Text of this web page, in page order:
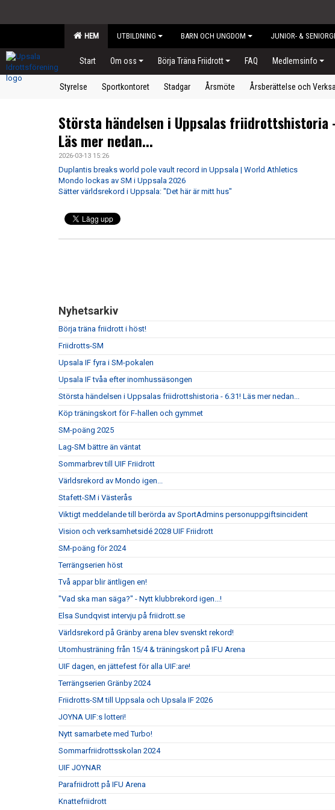
HEM UTBILDNING BARN OCH UNGDOM JUNIOR- &
Start Om oss Börja Träna Friidrott FAQ Medlemsinfo
Styrelse Sportkontoret Stadgar Årsmöte Årsberättelse och
Största händelsen i Uppsalas friidrottshistoria
Läs mer nedan...
2026-03-13 15:26
Duplantis breaks world pole vault record in Uppsala | World Athletics
Mondo lockas av SM i Uppsala 2026
Sätter världsrekord i Uppsala: "Det här är mitt hus"
Nyhetsarkiv
Börja träna friidrott i höst!
Friidrotts-SM
Upsala IF fyra i SM-pokalen
Upsala IF tvåa efter inomhussäsongen
Största händelsen i Uppsalas friidrottshistoria - 6.31! Läs mer nedan...
Köp träningskort för F-hallen och gymmet
SM-poäng 2025
Lag-SM bättre än väntat
Sommarbrev till UIF Friidrott
Världsrekord av Mondo igen...
Stafett-SM i Västerås
Viktigt meddelande till berörda av SportAdmins personuppgiftsincident
Vision och verksamhetsidé 2028 UIF Friidrott
SM-poäng för 2024
Terrängserien höst
Två appar blir äntligen en!
"Vad ska man säga?" - Nytt klubbrekord igen...!
Elsa Sundqvist intervju på friidrott.se
Världsrekord på Gränby arena blev svenskt rekord!
Utomhusträning från 15/4 & träningskort på IFU Arena
UIF dagen, en jättefest för alla UIF:are!
Terrängserien Gränby 2024
Friidrotts-SM till Uppsala och Upsala IF 2026
JOYNA UIF:s lotteri!
Nytt samarbete med Turbo!
Sommarfriidrottsskolan 2024
UIF JOYNAR
Parafriidrott på IFU Arena
Knattefriidrott